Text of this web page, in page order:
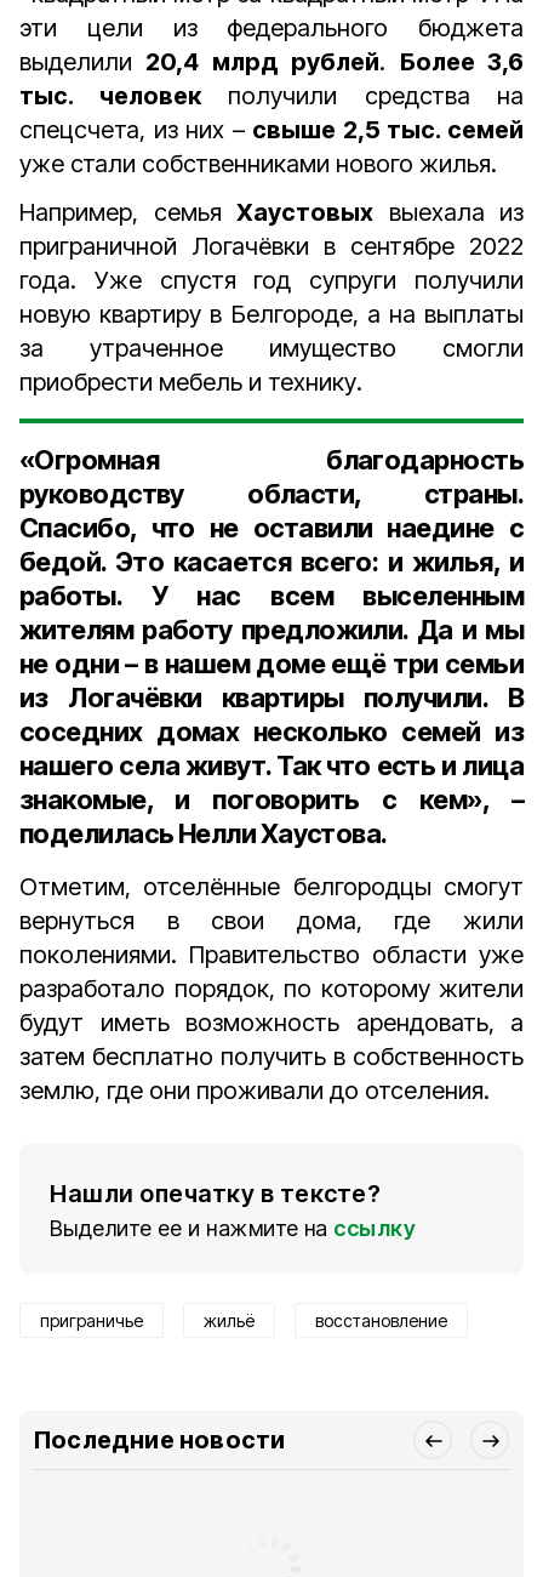
эти цели из федерального бюджета
выделили 20,4 млрд рублей. Более 3,6
тыс. человекполучили средства на
спецсчета, из них – свыше 2,5 тыс. семей
уже стали собственниками нового жилья.
Например, семья Хаустовых выехала из
приграничной Логачёвки в сентябре 2022
года. Уже спустя год супруги получили
новую квартиру в Белгороде, а на выплаты
за утраченное имущество смогли
приобрести мебель и технику.
«Огромная благодарность
руководству области, страны.
Спасибо, что не оставили наедине с
бедой. Это касается всего: и жилья, и
работы. У нас всем выселенным
жителям работу предложили. Да и мы
не одни – в нашем доме ещё три семьи
из Логачёвки квартиры получили. В
соседних домах несколько семей из
нашего села живут. Так что есть и лица
знакомые, и поговорить с кем», –
поделилась Нелли Хаустова.
Отметим, отселённые белгородцы смогут
вернуться в свои дома, где жили
поколениями. Правительство области уже
разработало порядок, по которому жители
будут иметь возможность арендовать, а
затем бесплатно получить в собственность
землю, где они проживали до отселения.
Нашли опечатку в тексте?
Выделите ее и нажмите на ссылку
приграничье жильё восстановление
Последние новости